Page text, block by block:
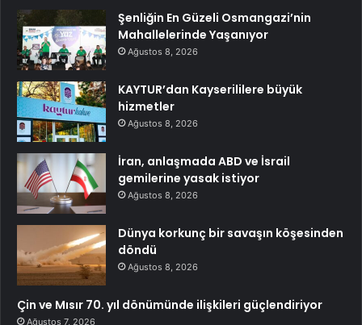
Şenliğin En Güzeli Osmangazi’nin
Mahallelerinde Yaşanıyor
Ağustos 8, 2026
KAYTUR’dan Kayserililere büyük
hizmetler
Ağustos 8, 2026
İran, anlaşmada ABD ve İsrail
gemilerine yasak istiyor
Ağustos 8, 2026
Dünya korkunç bir savaşın köşesinden
döndü
Ağustos 8, 2026
Çin ve Mısır 70. yıl dönümünde ilişkileri güçlendiriyor
Ağustos 7, 2026